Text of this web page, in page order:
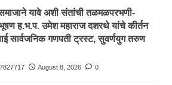
यावे अशी संतांची तळमळपरभणी-
ह.भ.प. उमेश महाराज दशरथे यांचे कीर्तन
सार्वजनिक गणपती ट्रस्ट, सुवर्णयुग तरुण
August 8, 2026 0